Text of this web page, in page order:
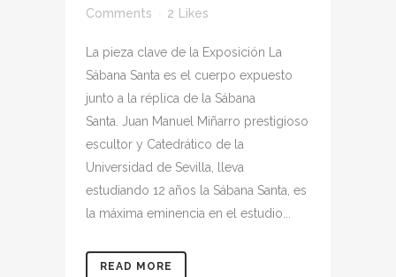
Comments
2 Likes
La pieza clave de la Exposición La
Sábana Santa es el cuerpo expuesto
junto a la réplica de la Sábana
Santa. Juan Manuel Miñarro prestigioso
escultor y Catedrático de la
Universidad de Sevilla, lleva
estudiando 12 años la Sábana Santa, es
la máxima eminencia en el estudio...
READ MORE